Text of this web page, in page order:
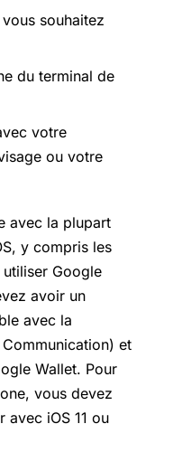
souhaitez
du terminal de
votre
ou votre
avec la plupart
y compris les
utiliser Google
avoir un
avec la
et
Wallet. Pour
vous devez
avec iOS 11 ou